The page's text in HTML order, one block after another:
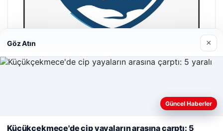
Web sitemizi nasıl kullandığınızı daha iyi anlayabilmek,
Göz Atın ×
Güncel Haberler
Küçükçekmece'de cip yayaların arasına çarptı: 5